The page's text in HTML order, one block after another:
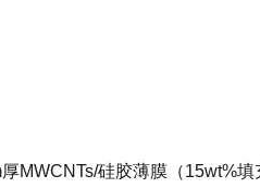
厚MWCNTs/硅胶薄膜（15wt%